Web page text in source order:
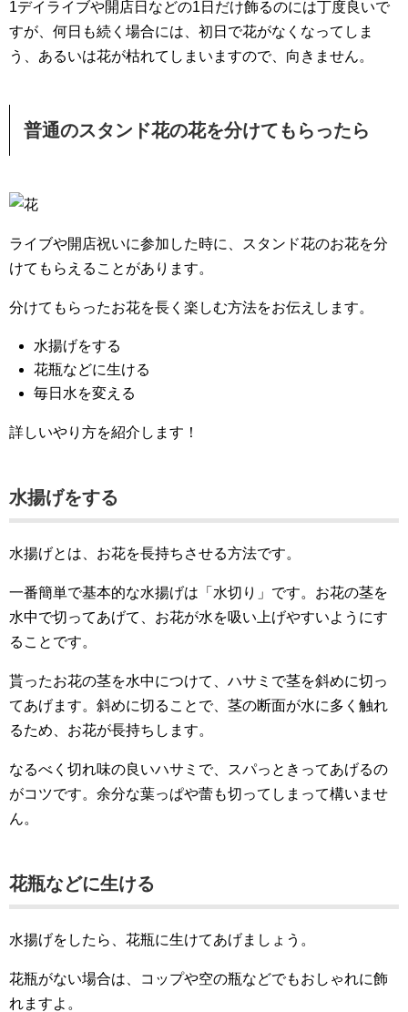
1デイライブや開店日などの1日だけ飾るのには丁度良いで
すが、何日も続く場合には、初日で花がなくなってしま
う、あるいは花が枯れてしまいますので、向きません。
普通のスタンド花の花を分けてもらったら
ライブや開店祝いに参加した時に、スタンド花のお花を分
けてもらえることがあります。
分けてもらったお花を長く楽しむ方法をお伝えします。
水揚げをする
花瓶などに生ける
毎日水を変える
詳しいやり方を紹介します！
水揚げをする
水揚げとは、お花を長持ちさせる方法です。
一番簡単で基本的な水揚げは「水切り」です。お花の茎を
水中で切ってあげて、お花が水を吸い上げやすいようにす
ることです。
貰ったお花の茎を水中につけて、ハサミで茎を斜めに切っ
てあげます。斜めに切ることで、茎の断面が水に多く触れ
るため、お花が長持ちします。
なるべく切れ味の良いハサミで、スパっときってあげるの
がコツです。余分な葉っぱや蕾も切ってしまって構いませ
ん。
花瓶などに生ける
水揚げをしたら、花瓶に生けてあげましょう。
花瓶がない場合は、コップや空の瓶などでもおしゃれに飾
れますよ。